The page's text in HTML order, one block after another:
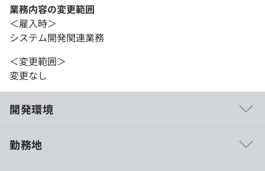
業務内容の変更範囲
＜雇入時＞
システム開発関連業務
＜変更範囲＞
変更なし
開発環境
勤務地